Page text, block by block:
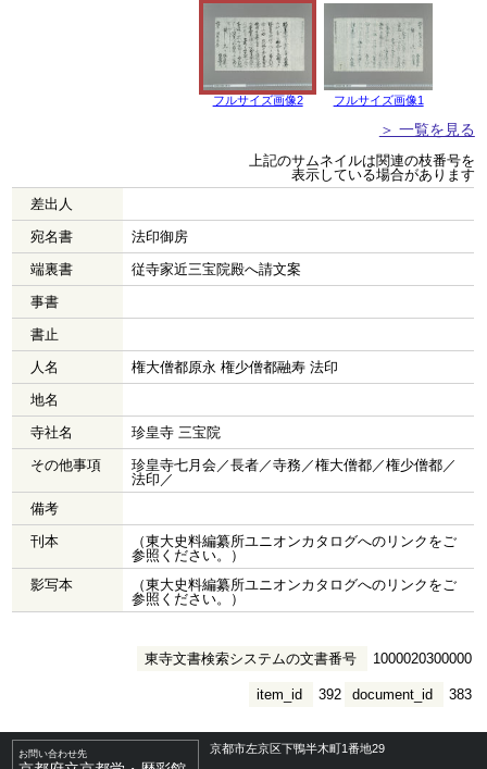
フルサイズ画像2 フルサイズ画像1
＞ 一覧を見る
上記のサムネイルは関連の枝番号を
表示している場合があります
差出人
宛名書
法印御房
端裏書
従寺家近三宝院殿へ請文案
事書
書止
人名
権大僧都原永 権少僧都融寿 法印
地名
寺社名
珍皇寺 三宝院
その他事項
珍皇寺七月会／長者／寺務／権大僧都／権少僧都／
法印／
備考
刊本
（東大史料編纂所ユニオンカタログへのリンクをご
参照ください。）
影写本
（東大史料編纂所ユニオンカタログへのリンクをご
参照ください。）
東寺文書検索システムの文書番号 1000020300000
document_id 383
item_id 392
お問い合わせ先 京都市左京区下鴨半木町1番地29